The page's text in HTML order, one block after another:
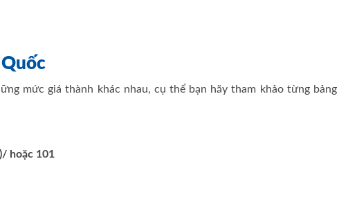
mức giá thành khác nhau, cụ thể bạn hãy tham khảo từng bảng
hoặc 101